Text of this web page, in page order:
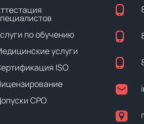
по обучению
услуги
ISO
СРО